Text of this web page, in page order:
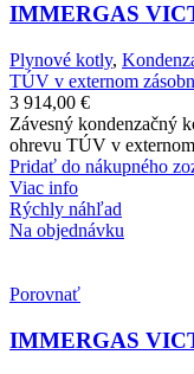
IMMERGAS
Plynové kotly,
TÚV v externom
3 914,00 €
Závesný kondenzačný
ohrevu TÚV v
Pridať do nákupného
Viac info
Rýchly náhľad
Na objednávku
Porovnať
IMMERGAS